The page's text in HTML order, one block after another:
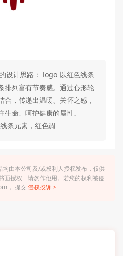
设计思路： logo 以红色线条
排列富有节奏感。通过心形轮
合，传递出温暖、关怀之感，
命、呵护健康的属性。
条元素，红色调
由本公司及/或权利人授权发布，仅供
面授权，请勿作他用。若您的权利被侵
， 提交 侵权投诉 >